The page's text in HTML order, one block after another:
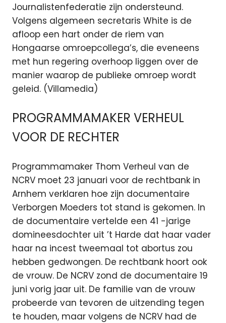
Journalistenfederatie zijn ondersteund.
Volgens algemeen secretaris White is de
afloop een hart onder de riem van
Hongaarse omroepcollega’s, die eveneens
met hun regering overhoop liggen over de
manier waarop de publieke omroep wordt
geleid. (Villamedia)
PROGRAMMAMAKER VERHEUL
VOOR DE RECHTER
Programmamaker Thom Verheul van de
NCRV moet 23 januari voor de rechtbank in
Arnhem verklaren hoe zijn documentaire
Verborgen Moeders tot stand is gekomen. In
de documentaire vertelde een 41 -jarige
domineesdochter uit ’t Harde dat haar vader
haar na incest tweemaal tot abortus zou
hebben gedwongen. De rechtbank hoort ook
de vrouw. De NCRV zond de documentaire 19
juni vorig jaar uit. De familie van de vrouw
probeerde van tevoren de uitzending tegen
te houden, maar volgens de NCRV had de